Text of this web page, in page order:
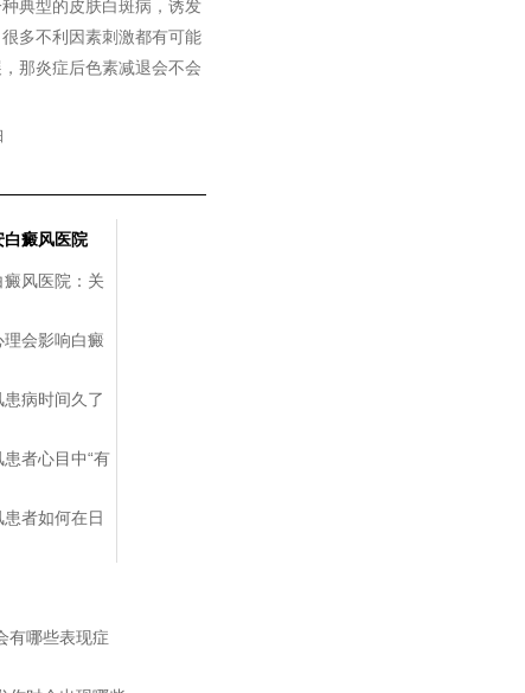
典型的皮肤白斑病，诱发
多不利因素刺激都有可能
那炎症后色素减退会不会
白癜风医院
癜风医院：关
理会影响白癜
患病时间久了
患者心目中“有
患者如何在日
有哪些表现症